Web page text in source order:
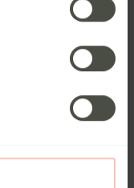
Doppelbett quer